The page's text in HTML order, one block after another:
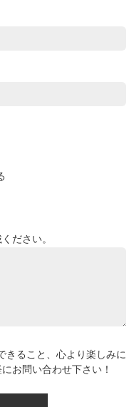
ださい。
きること、心より楽しみに
お問い合わせ下さい！